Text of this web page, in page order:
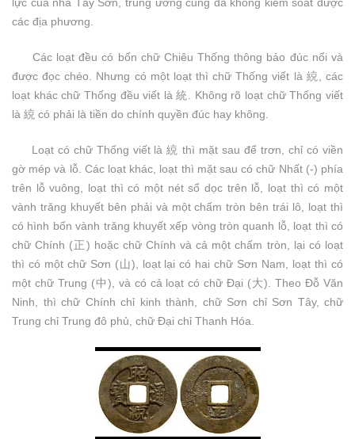
lực của nhà Tây Sơn, trung ương cũng đã không kiểm soát được
các địa phương.
Các loạt đều có bốn chữ Chiêu Thống thông bảo đúc nổi và
được đọc chéo. Nhưng có một loạt thì chữ Thống viết là 綂, các
loạt khác chữ Thống đều viết là 統. Không rõ loạt chữ Thống viết
là 綂 có phải là tiền do chính quyền đúc hay không.
Loạt có chữ Thống viết là 綂 thì mặt sau để trơn, chỉ có viền
gờ mép và lỗ. Các loạt khác, loạt thì mặt sau có chữ Nhất (-) phía
trên lỗ vuông, loạt thì có một nét sổ dọc trên lỗ, loạt thì có một
vành trăng khuyết bên phải và một chấm tròn bên trái lô, loạt thì
có hình bốn vành trăng khuyết xếp vòng tròn quanh lỗ, loạt thì có
chữ Chính (正) hoặc chữ Chính và cả một chấm tròn, lại có loạt
thì có một chữ Sơn (山), loạt lại có hai chữ Sơn Nam, loạt thì có
một chữ Trung (中), và có cả loạt có chữ Đại (大). Theo Đỗ Văn
Ninh, thì chữ Chính chỉ kinh thành, chữ Sơn chỉ Sơn Tây, chữ
Trung chỉ Trung đô phủ, chữ Đại chỉ Thanh Hóa.